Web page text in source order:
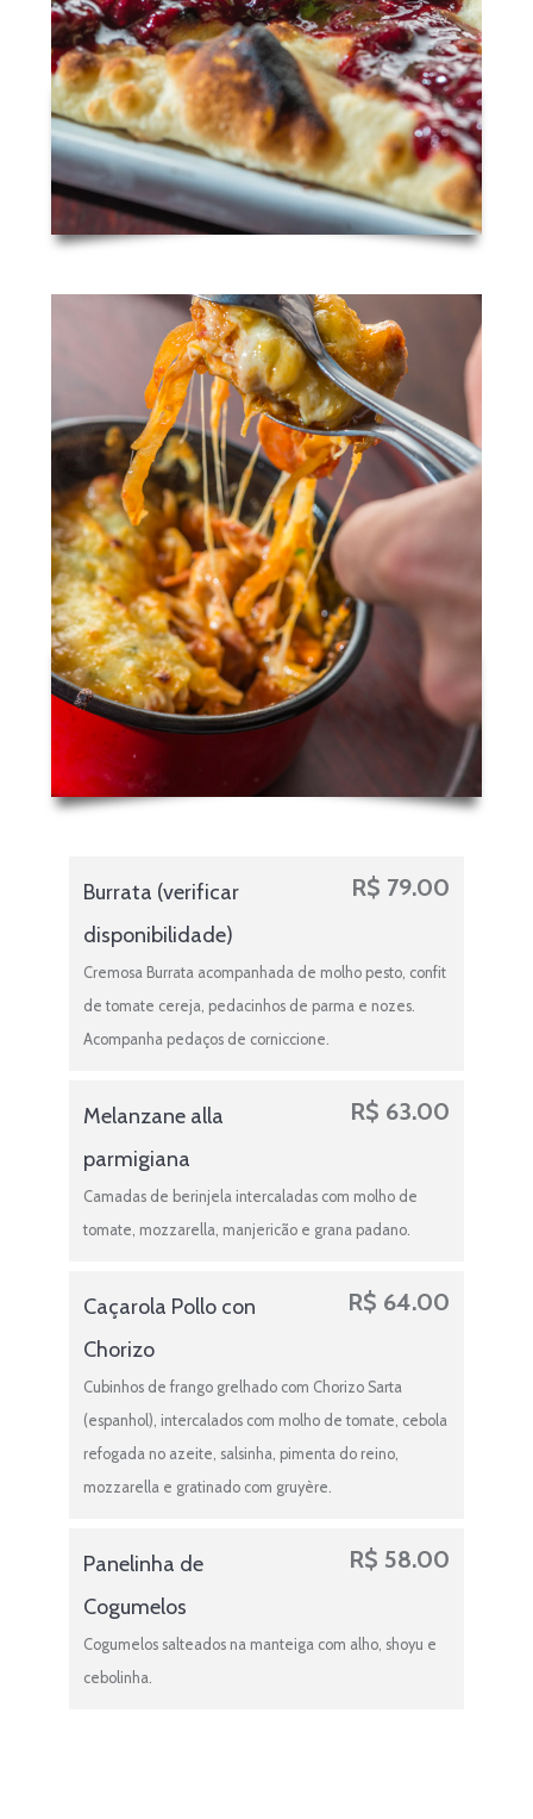
Burrata (verificar
disponibilidade)
R$ 79.00
Cremosa Burrata acompanhada de molho pesto, confit
de tomate cereja, pedacinhos de parma e nozes.
Acompanha pedaços de corniccione.
Melanzane alla
parmigiana
R$ 63.00
Camadas de berinjela intercaladas com molho de
tomate, mozzarella, manjericão e grana padano.
Caçarola Pollo con
Chorizo
R$ 64.00
Cubinhos de frango grelhado com Chorizo Sarta
(espanhol), intercalados com molho de tomate, cebola
refogada no azeite, salsinha, pimenta do reino,
mozzarella e gratinado com gruyère.
Panelinha de
Cogumelos
R$ 58.00
Cogumelos salteados na manteiga com alho, shoyu e
cebolinha.